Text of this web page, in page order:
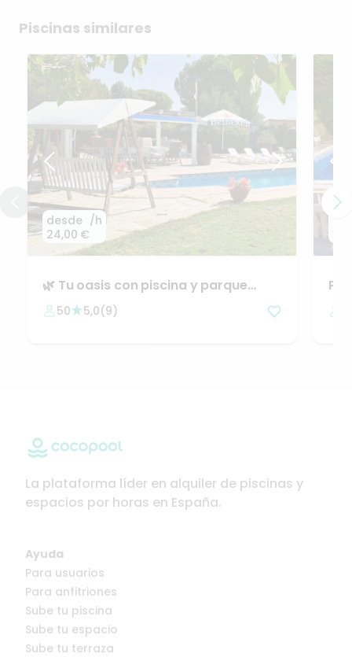
Piscinas similares
desde
24,00 €
/h
🌿 Tu oasis con piscina y parque
infantil
en Madrid
50 5,0(9)
La plataforma líder en alquiler de piscinas y
espacios por horas en España.
Ayuda
Para usuarios
Para anfitriones
Sube tu piscina
Sube tu espacio
Sube tu terraza